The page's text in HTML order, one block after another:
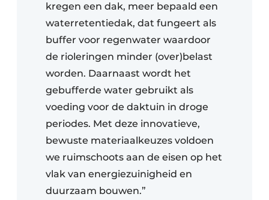
kregen een dak, meer bepaald een
waterretentiedak, dat fungeert als
buffer voor regenwater waardoor
de rioleringen minder (over)belast
worden. Daarnaast wordt het
gebufferde water gebruikt als
voeding voor de daktuin in droge
periodes. Met deze innovatieve,
bewuste materiaalkeuzes voldoen
we ruimschoots aan de eisen op het
vlak van energiezuinigheid en
duurzaam bouwen.”